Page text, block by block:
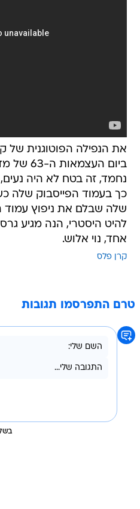
את הנפילה הפוטוגנית של
ביום
נחמד, זה בטח לא היה
כך בעמוד הפייסבוק שלה
שלה שבלם את ניפוץ
להיט היסטרי, הנה מגיע
אחד, נוי אלוש.
קרן פלס
טרם התפרסמו תגובות